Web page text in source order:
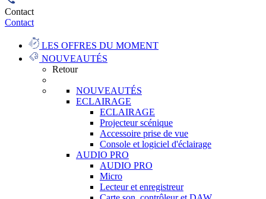
Contact
Contact
LES OFFRES DU MOMENT
NOUVEAUTÉS
Retour
NOUVEAUTÉS
ECLAIRAGE
ECLAIRAGE
Projecteur scénique
Accessoire prise de vue
Console et logiciel d'éclairage
AUDIO PRO
AUDIO PRO
Micro
Lecteur et enregistreur